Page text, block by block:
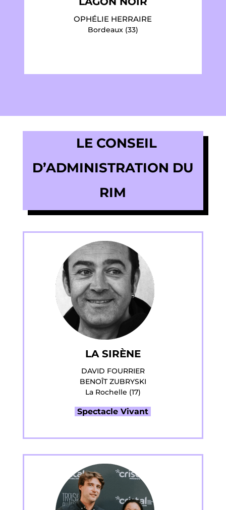
OPHÉLIE HERRAIRE
Bordeaux (33)
LE CONSEIL
D’ADMINISTRATION DU
RIM
LA SIRÈNE
DAVID FOURRIER
BENOÎT ZUBRYSKI
La Rochelle (17)
Spectacle Vivant